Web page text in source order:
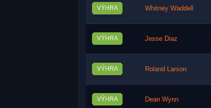
VÝHRA Whitney Waddell
VÝHRA Jesse Diaz
VÝHRA Roland Larson
VÝHRA Dean Wynn